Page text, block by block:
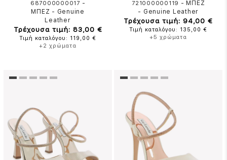
687000000017 -
ΜΠΕΖ - Genuine
Leather
Τρέχουσα τιμή: 83,00 €
Τιμή καταλόγου: 119,00 €
+2 χρώματα
721000000119 - ΜΠΕΖ
- Genuine Leather
Τρέχουσα τιμή: 94,00 €
Τιμή καταλόγου: 135,00 €
+5 χρώματα